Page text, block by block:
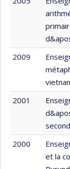
2009
2001
2000
et la